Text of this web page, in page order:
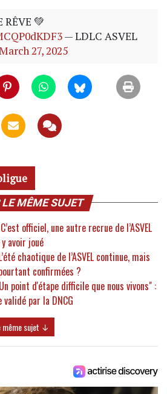
RÊVE 💚
— LDLC ASVEL
27, 2025
LE MÊME SUJET
C’est officiel, une autre recrue de l’ASVEL
avoir joué
chaotique de l’ASVEL continue, mais
confirmées ?
point d'étape difficile que nous vivons" :
par la DNCG
même sujet ↓